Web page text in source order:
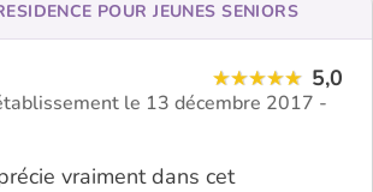
5,0
le 13 décembre 2017 -
vraiment dans cet
POUR JEUNES SENIORS